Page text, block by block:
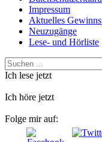
Impressum
Aktuelles
Neuzugänge
Lese- und Hörliste
Suchen
nach:
Ich lese jetzt
Ich höre jetzt
Folge mir auf: